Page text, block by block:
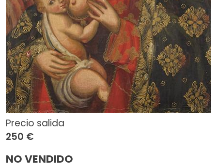
Precio salida
250 €
NO VENDIDO